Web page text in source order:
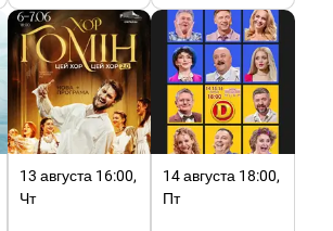
13 августа 16:00,
Чт
14 августа 18:00,
Пт